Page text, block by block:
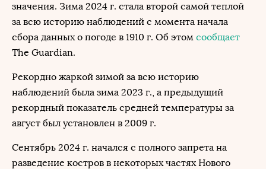
значения. Зима 2024 г. стала второй самой теплой
за всю историю наблюдений с момента начала
сбора данных о погоде в 1910 г. Об этом сообщает
The Guardian.
Рекордно жаркой зимой за всю историю
наблюдений была зима 2023 г., а предыдущий
рекордный показатель средней температуры за
август был установлен в 2009 г.
Сентябрь 2024 г. начался с полного запрета на
разведение костров в некоторых частях Нового